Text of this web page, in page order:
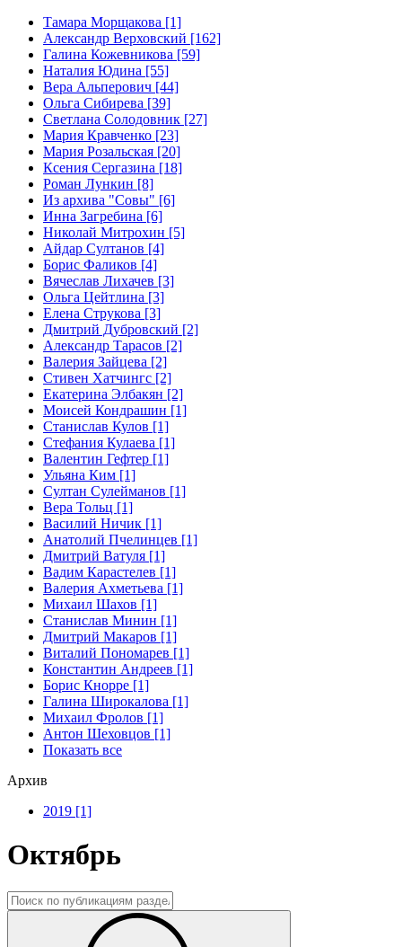
Тамара Морщакова [1]
Александр Верховский [162]
Галина Кожевникова [59]
Наталия Юдина [55]
Вера Альперович [44]
Ольга Сибирева [39]
Светлана Солодовник [27]
Мария Кравченко [23]
Мария Розальская [20]
Ксения Сергазина [18]
Роман Лункин [8]
Из архива "Совы" [6]
Инна Загребина [6]
Николай Митрохин [5]
Айдар Султанов [4]
Борис Фаликов [4]
Вячеслав Лихачев [3]
Ольга Цейтлина [3]
Елена Струкова [3]
Дмитрий Дубровский [2]
Александр Тарасов [2]
Валерия Зайцева [2]
Стивен Хатчингс [2]
Екатерина Элбакян [2]
Моисей Кондрашин [1]
Станислав Кулов [1]
Стефания Кулаева [1]
Валентин Гефтер [1]
Ульяна Ким [1]
Султан Сулейманов [1]
Верa Тольц [1]
Василий Ничик [1]
Анатолий Пчелинцев [1]
Дмитрий Ватуля [1]
Вадим Карастелев [1]
Валерия Ахметьева [1]
Михаил Шахов [1]
Станислав Минин [1]
Дмитрий Макаров [1]
Виталий Пономарев [1]
Константин Андреев [1]
Борис Кнорре [1]
Галина Широкалова [1]
Михаил Фролов [1]
Антон Шеховцов [1]
Показать все
Архив
2019 [1]
Октябрь